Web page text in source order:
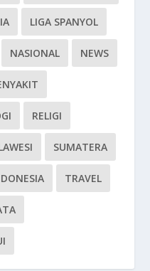
LIGA SPANYOL
NASIONAL NEWS
RELIGI
SUMATERA
TRAVEL